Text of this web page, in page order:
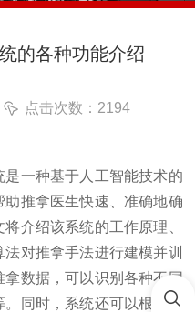
的各种功能介绍
点击次数：2194
一种基于人工智能技术的
推拿医生快速、准确地确
介绍该系统的工作原理、
对推拿手法进行建模并训
数据，可以识别各种不同
同时，系统还可以根据不